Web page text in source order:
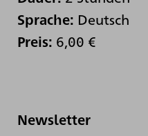
Sprache: Deutsch
Preis: 6,00 €
Newsletter